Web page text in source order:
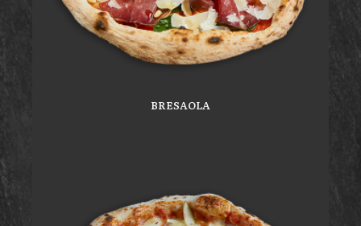
BRESAOLA